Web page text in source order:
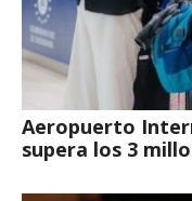
Aeropuerto
supera los 3